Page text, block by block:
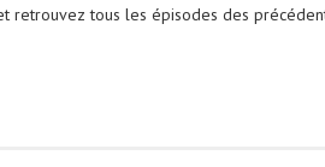
retrouvez tous les épisodes des